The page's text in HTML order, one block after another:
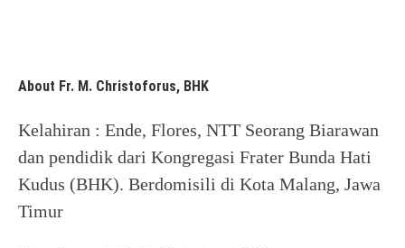
About Fr. M. Christoforus, BHK
Kelahiran : Ende, Flores, NTT Seorang Biarawan
dan pendidik dari Kongregasi Frater Bunda Hati
Kudus (BHK). Berdomisili di Kota Malang, Jawa
Timur